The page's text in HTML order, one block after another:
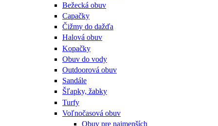
Bežecká obuv
Capačky
Čižmy do dažďa
Halová obuv
Kopačky
Obuv do vody
Outdoorová obuv
Sandále
Šľapky, žabky
Turfy
Voľnočasová obuv
Obuv pre najmenších